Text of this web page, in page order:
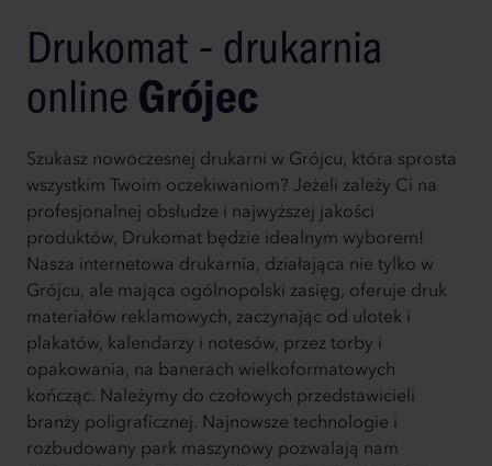
Drukomat - drukarnia
online Grójec
Szukasz nowoczesnej drukarni w Grójcu, która sprosta
wszystkim Twoim oczekiwaniom? Jeżeli zależy Ci na
profesjonalnej obsłudze i najwyższej jakości
produktów, Drukomat będzie idealnym wyborem!
Nasza internetowa drukarnia, działająca nie tylko w
Grójcu, ale mająca ogólnopolski zasięg, oferuje druk
materiałów reklamowych, zaczynając od ulotek i
plakatów, kalendarzy i notesów, przez torby i
opakowania, na banerach wielkoformatowych
kończąc. Należymy do czołowych przedstawicieli
branży poligraficznej. Najnowsze technologie i
rozbudowany park maszynowy pozwalają nam